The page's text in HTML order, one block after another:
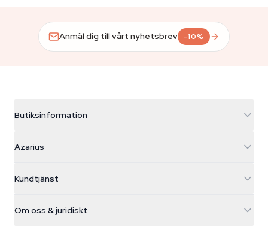
Anmäl dig till vårt nyhetsbrev -10%
Butiksinformation
Galvaniweg 11
Nederland
+31(0)204897914
Azarius
Magiska svampar
Smokeshop
Kundtjänst
Returpolicy
Om oss & juridiskt